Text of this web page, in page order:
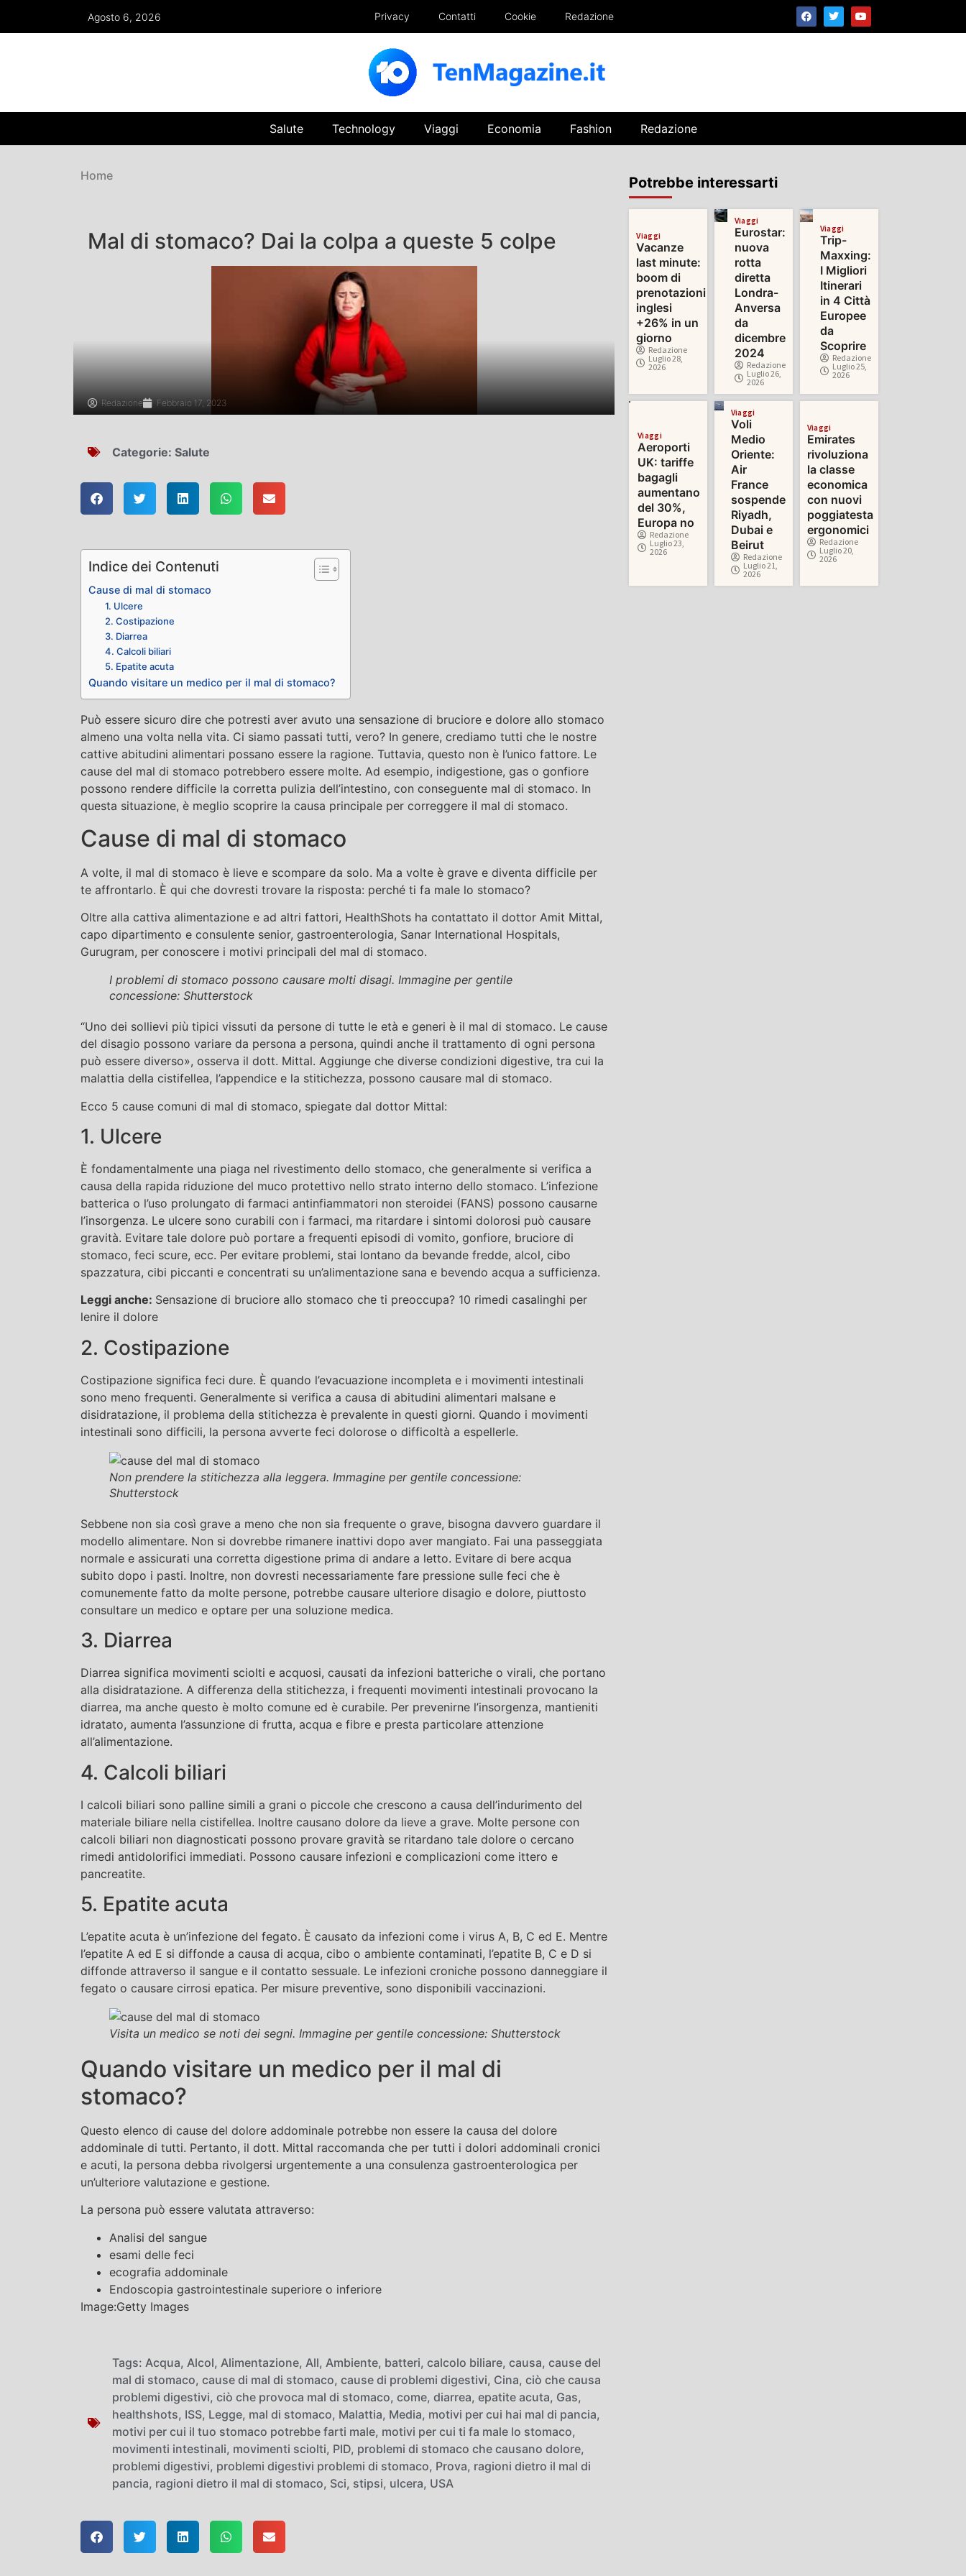
Agosto 6, 2026 Privacy Contatti Cookie Redazione
Salute Technology Viaggi Economia Fashion Redazione
Home
Mal di stomaco? Dai la colpa a queste 5 colpe
Redazione Febbraio 17, 2023
Categorie: Salute
Indice dei Contenuti
Cause di mal di stomaco
1. Ulcere
2. Costipazione
3. Diarrea
4. Calcoli biliari
5. Epatite acuta
Quando visitare un medico per il mal di stomaco?
Può essere sicuro dire che potresti aver avuto una sensazione di bruciore e dolore allo stomaco
almeno una volta nella vita. Ci siamo passati tutti, vero? In genere, crediamo tutti che le nostre
cattive abitudini alimentari possano essere la ragione. Tuttavia, questo non è l’unico fattore. Le
cause del mal di stomaco potrebbero essere molte. Ad esempio, indigestione, gas o gonfiore
possono rendere difficile la corretta pulizia dell’intestino, con conseguente mal di stomaco. In
questa situazione, è meglio scoprire la causa principale per correggere il mal di stomaco.
Cause di mal di stomaco
A volte, il mal di stomaco è lieve e scompare da solo. Ma a volte è grave e diventa difficile per
te affrontarlo. È qui che dovresti trovare la risposta: perché ti fa male lo stomaco?
Oltre alla cattiva alimentazione e ad altri fattori, HealthShots ha contattato il dottor Amit Mittal,
capo dipartimento e consulente senior, gastroenterologia, Sanar International Hospitals,
Gurugram, per conoscere i motivi principali del mal di stomaco.
I problemi di stomaco possono causare molti disagi. Immagine per gentile
concessione: Shutterstock
“Uno dei sollievi più tipici vissuti da persone di tutte le età e generi è il mal di stomaco. Le cause
del disagio possono variare da persona a persona, quindi anche il trattamento di ogni persona
può essere diverso», osserva il dott. Mittal. Aggiunge che diverse condizioni digestive, tra cui la
malattia della cistifellea, l’appendice e la stitichezza, possono causare mal di stomaco.
Ecco 5 cause comuni di mal di stomaco, spiegate dal dottor Mittal:
1. Ulcere
È fondamentalmente una piaga nel rivestimento dello stomaco, che generalmente si verifica a
causa della rapida riduzione del muco protettivo nello strato interno dello stomaco. L’infezione
batterica o l’uso prolungato di farmaci antinfiammatori non steroidei (FANS) possono causarne
l’insorgenza. Le ulcere sono curabili con i farmaci, ma ritardare i sintomi dolorosi può causare
gravità. Evitare tale dolore può portare a frequenti episodi di vomito, gonfiore, bruciore di
stomaco, feci scure, ecc. Per evitare problemi, stai lontano da bevande fredde, alcol, cibo
spazzatura, cibi piccanti e concentrati su un’alimentazione sana e bevendo acqua a sufficienza.
Leggi anche: Sensazione di bruciore allo stomaco che ti preoccupa? 10 rimedi casalinghi per
lenire il dolore
2. Costipazione
Costipazione significa feci dure. È quando l’evacuazione incompleta e i movimenti intestinali
sono meno frequenti. Generalmente si verifica a causa di abitudini alimentari malsane e
disidratazione, il problema della stitichezza è prevalente in questi giorni. Quando i movimenti
intestinali sono difficili, la persona avverte feci dolorose o difficoltà a espellerle.
Non prendere la stitichezza alla leggera. Immagine per gentile concessione:
Shutterstock
Sebbene non sia così grave a meno che non sia frequente o grave, bisogna davvero guardare il
modello alimentare. Non si dovrebbe rimanere inattivi dopo aver mangiato. Fai una passeggiata
normale e assicurati una corretta digestione prima di andare a letto. Evitare di bere acqua
subito dopo i pasti. Inoltre, non dovresti necessariamente fare pressione sulle feci che è
comunemente fatto da molte persone, potrebbe causare ulteriore disagio e dolore, piuttosto
consultare un medico e optare per una soluzione medica.
3. Diarrea
Diarrea significa movimenti sciolti e acquosi, causati da infezioni batteriche o virali, che portano
alla disidratazione. A differenza della stitichezza, i frequenti movimenti intestinali provocano la
diarrea, ma anche questo è molto comune ed è curabile. Per prevenirne l’insorgenza, mantieniti
idratato, aumenta l’assunzione di frutta, acqua e fibre e presta particolare attenzione
all’alimentazione.
4. Calcoli biliari
I calcoli biliari sono palline simili a grani o piccole che crescono a causa dell’indurimento del
materiale biliare nella cistifellea. Inoltre causano dolore da lieve a grave. Molte persone con
calcoli biliari non diagnosticati possono provare gravità se ritardano tale dolore o cercano
rimedi antidolorifici immediati. Possono causare infezioni e complicazioni come ittero e
pancreatite.
5. Epatite acuta
L’epatite acuta è un’infezione del fegato. È causato da infezioni come i virus A, B, C ed E. Mentre
l’epatite A ed E si diffonde a causa di acqua, cibo o ambiente contaminati, l’epatite B, C e D si
diffonde attraverso il sangue e il contatto sessuale. Le infezioni croniche possono danneggiare il
fegato o causare cirrosi epatica. Per misure preventive, sono disponibili vaccinazioni.
Visita un medico se noti dei segni. Immagine per gentile concessione: Shutterstock
Quando visitare un medico per il mal di
stomaco?
Questo elenco di cause del dolore addominale potrebbe non essere la causa del dolore
addominale di tutti. Pertanto, il dott. Mittal raccomanda che per tutti i dolori addominali cronici
e acuti, la persona debba rivolgersi urgentemente a una consulenza gastroenterologica per
un’ulteriore valutazione e gestione.
La persona può essere valutata attraverso:
Analisi del sangue
esami delle feci
ecografia addominale
Endoscopia gastrointestinale superiore o inferiore
Image:Getty Images
Tags: Acqua, Alcol, Alimentazione, All, Ambiente, batteri, calcolo biliare, causa, cause del
mal di stomaco, cause di mal di stomaco, cause di problemi digestivi, Cina, ciò che causa
problemi digestivi, ciò che provoca mal di stomaco, come, diarrea, epatite acuta, Gas,
healthshots, ISS, Legge, mal di stomaco, Malattia, Media, motivi per cui hai mal di pancia,
motivi per cui il tuo stomaco potrebbe farti male, motivi per cui ti fa male lo stomaco,
movimenti intestinali, movimenti sciolti, PID, problemi di stomaco che causano dolore,
problemi digestivi, problemi digestivi problemi di stomaco, Prova, ragioni dietro il mal di
pancia, ragioni dietro il mal di stomaco, Sci, stipsi, ulcera, USA
Potrebbe interessarti
Viaggi
Vacanze
last minute:
boom di
prenotazioni
inglesi
+26% in un
giorno
Redazione
Luglio 28,
2026
Viaggi
Eurostar:
nuova
rotta
diretta
Londra-
Anversa
da
dicembre
2024
Redazione
Luglio 26,
2026
Viaggi
Trip-
Maxxing:
I Migliori
Itinerari
in 4 Città
Europee
da
Scoprire
Redazione
Luglio 25,
2026
Viaggi
Aeroporti
UK: tariffe
bagagli
aumentano
del 30%,
Europa no
Redazione
Luglio 23,
2026
Viaggi
Voli
Medio
Oriente:
Air
France
sospende
Riyadh,
Dubai e
Beirut
Redazione
Luglio 21,
2026
Viaggi
Emirates
rivoluziona
la classe
economica
con nuovi
poggiatesta
ergonomici
Redazione
Luglio 20,
2026